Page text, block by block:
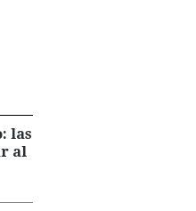
las
al